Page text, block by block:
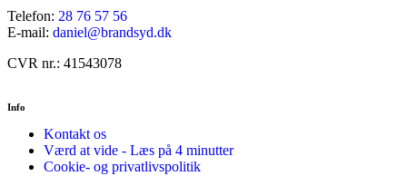
Telefon: 28 76 57 56
E-mail: daniel@brandsyd.dk
CVR nr.: 41543078
Info
Kontakt os
Værd at vide - Læs på 4 minutter
Cookie- og privatlivspolitik